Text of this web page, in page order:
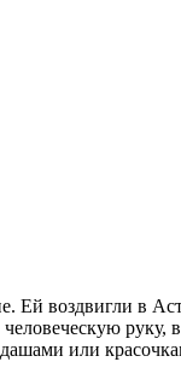
Ей воздвигли в
или